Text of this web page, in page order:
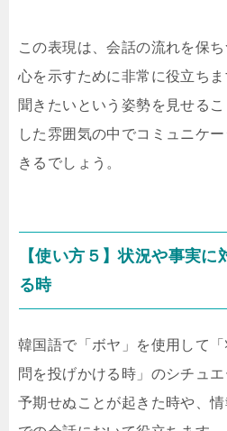
この表現は、会話の流れを保
心を示すために非常に役立ち
聞きたいという姿勢を見せる
した雰囲気の中でコミュニケ
きるでしょう。
【使い方５】状況や事実
る時
韓国語で「ボヤ」を使用して
問を投げかける時」のシチュ
予期せぬことが起きた時や、